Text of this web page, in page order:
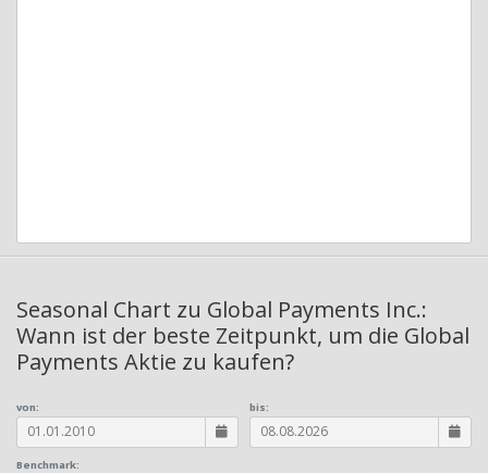
Seasonal Chart zu Global Payments Inc.:
Wann ist der beste Zeitpunkt, um die Global
Payments Aktie zu kaufen?
Benchmark:
von: bis: